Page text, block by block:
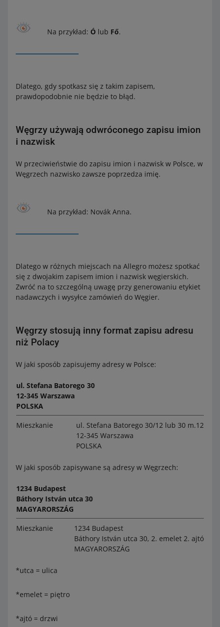
Na przykład: Ó lub Fő.
Dlatego, gdy spotkasz się z takim zapisem,
prawdopodobnie nie będzie to błąd.
Węgrzy używają odwróconego zapisu imion
i nazwisk
W przeciwieństwie do zapisu imion i nazwisk w Polsce, w
Węgrzech nazwisko zawsze poprzedza imię.
Na przykład: Novák Anna.
Dlatego w różnych miejscach na Allegro możesz spotkać
się z dwojakim zapisem imion i nazwisk węgierskich.
Zwróć na to szczególną uwagę przy generowaniu etykiet
nadawczych i wysyłce zamówień do Węgier.
Węgrzy stosują inny format zapisu adresu
niż Polacy
W jaki sposób zapisujemy adresy w Polsce:
ul. Stefana Batorego 30
12-345 Warszawa
POLSKA
Mieszkanie
ul. Stefana Batorego 30/12 lub 30 m.12
12-345 Warszawa
POLSKA
W jaki sposób zapisywane są adresy w Węgrzech:
1234 Budapest
Báthory István utca 30
MAGYARORSZÁG
Mieszkanie
1234 Budapest
Báthory István utca 30, 2. emelet 2. ajtó
MAGYARORSZÁG
*utca = ulica
*emelet = piętro
*ajtó = drzwi